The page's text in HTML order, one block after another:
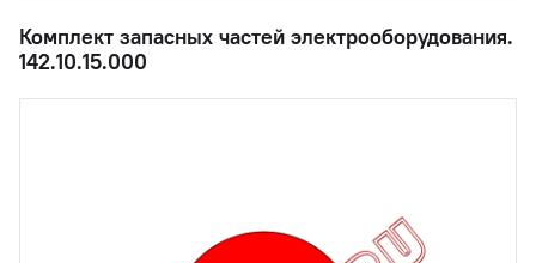
Комплект запасных частей электрооборудования.
142.10.15.000